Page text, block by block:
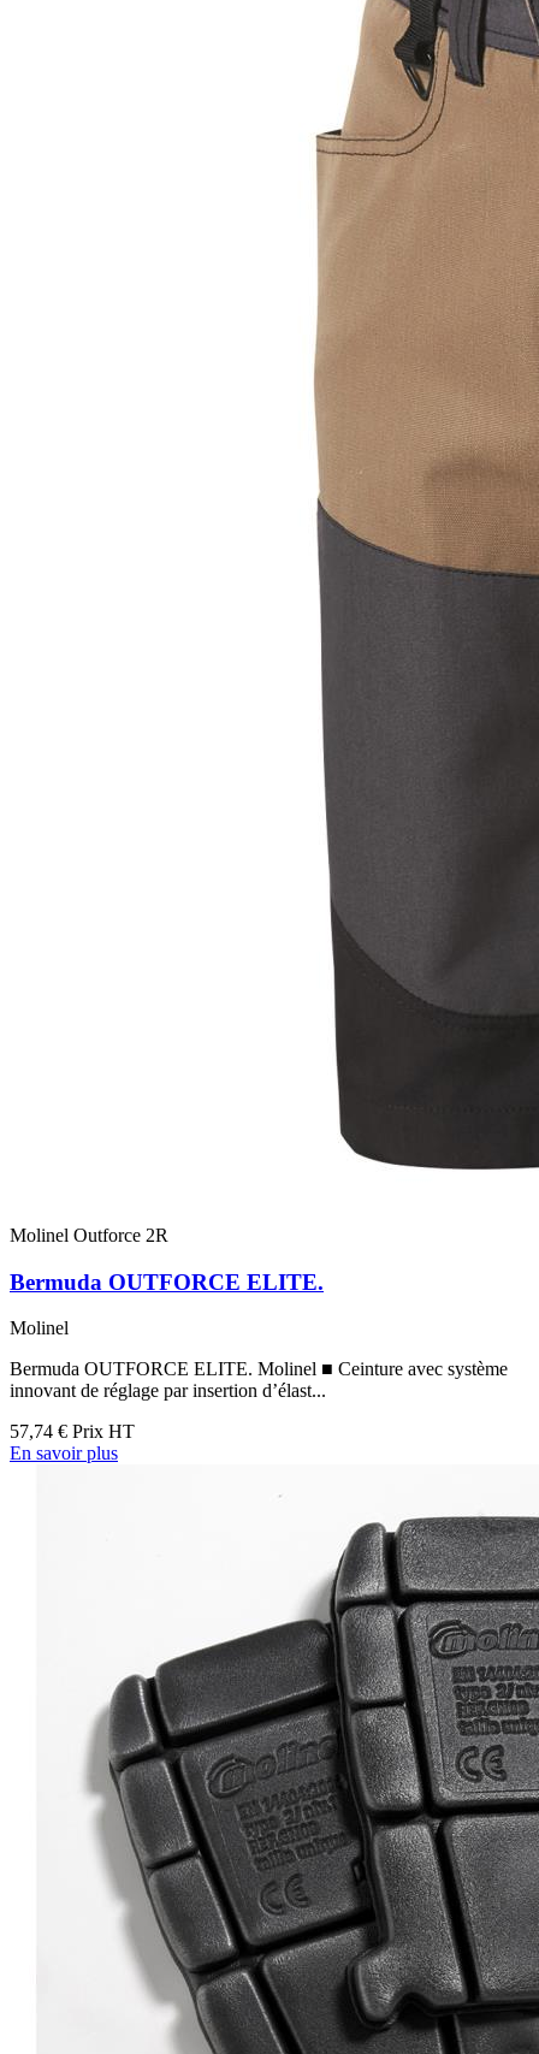
Molinel Outforce 2R
Bermuda OUTFORCE ELITE.
Molinel
Bermuda OUTFORCE ELITE. Molinel ■ Ceinture avec système
innovant de réglage par insertion d’élast...
57,74 € Prix HT
En savoir plus